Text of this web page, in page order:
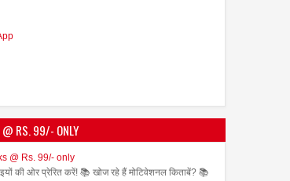
RS. 99/- ONLY
की ओर प्रेरित करें! 📚 खोज रहे हैं मोटिवेशनल किताबें? 📚